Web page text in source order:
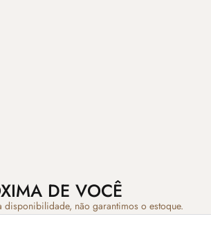
DE VOCÊ
disponibilidade, não garantimos o estoque.